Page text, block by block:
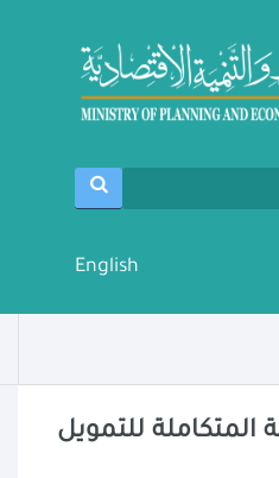
English
المتكاملة للتمويل